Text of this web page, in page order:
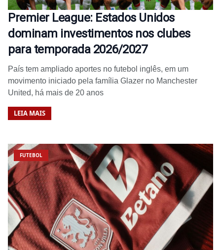
Premier League: Estados Unidos
dominam investimentos nos clubes
para temporada 2026/2027
País tem ampliado aportes no futebol inglês, em um
movimento iniciado pela família Glazer no Manchester
United, há mais de 20 anos
LEIA MAIS
FUTEBOL